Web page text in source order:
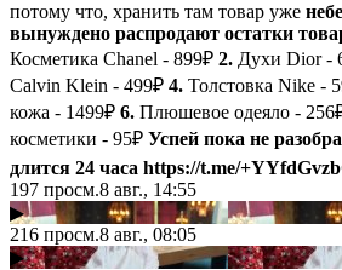
потому что, хранить там товар уже
вынуждено распродают остатки
Косметика Chanel - 899₽ 2. Духи Dior -
Calvin Klein - 499₽ 4. Толстовка Nike -
кожа - 1499₽ 6. Плюшевое одеяло -
косметики - 95₽ Успей пока не
длится 24 часа https://t.me/
197 просм.8 авг., 14:55
▶
216 просм.8 авг., 08:05
▶